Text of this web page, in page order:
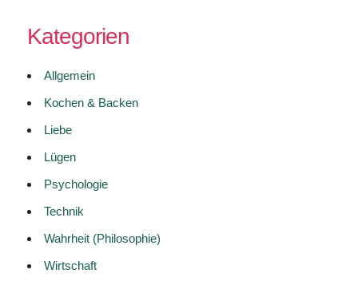
Kategorien
Allgemein
Kochen & Backen
Liebe
Lügen
Psychologie
Technik
Wahrheit (Philosophie)
Wirtschaft